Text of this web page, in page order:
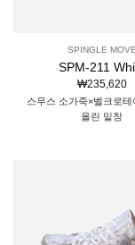
SPINGLE MOVE
SPM-211
₩235,620
스무스 소가죽×벨크로테
올린 밑창